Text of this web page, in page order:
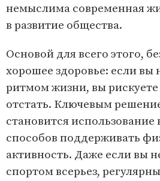
немыслима современная
в развитие общества.
Основой для всего этого,
хорошее здоровье: если вы
ритмом жизни, вы
отстать. Ключевым
становится использование
способов поддерживать
активность. Даже если вы
спортом всерьез,